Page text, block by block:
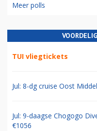
Meer polls
TUI vliegtickets
Jul: 8-dg cruise Oost
Jul: 9-daagse Chogogo
€1056